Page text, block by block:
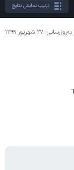
ترتیب نمایش نتایج
۲۷ شهریور ۱۳۹۹